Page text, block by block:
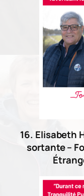
16. Elisabeth
sortante –